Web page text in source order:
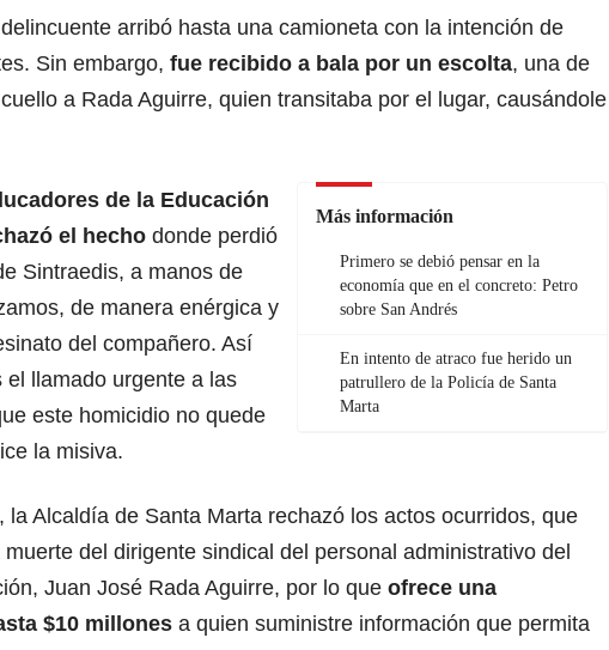
arribó hasta una camioneta con la intención de
Sin embargo, fue recibido a bala por un escolta, una de
a Rada Aguirre, quien transitaba por el lugar, causándole
Más información
Primero se debió pensar en la
economía que en el concreto: Petro
sobre San Andrés
En intento de atraco fue herido un
patrullero de la Policía de Santa
Marta
de la Educación
el hecho donde perdió
Sintraedis, a manos de
de manera enérgica y
del compañero. Así
el llamado urgente a las
este homicidio no quede
la misiva.
la Alcaldía de Santa Marta rechazó los actos ocurridos, que
del dirigente sindical del personal administrativo del
Juan José Rada Aguirre, por lo que ofrece una
$10 millones a quien suministre información que permita